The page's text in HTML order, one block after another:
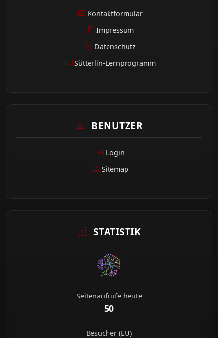
Kontaktformular
Impressum
Datenschutz
Sütterlin-Lernprogramm
BENUTZER
Login
Sitemap
STATISTIK
Seitenaufrufe heute
50
Besucher (EU)